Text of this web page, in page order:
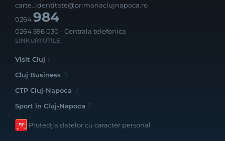
carte_identitate@primariaclujnapoca.ro
0264984
0264 596 030 - Centrala telefonica
LINKURI UTILE
Visit Cluj
Cluj Business
CTP Cluj-Napoca
Sport în Cluj-Napoca
Protecția datelor cu caracter personal